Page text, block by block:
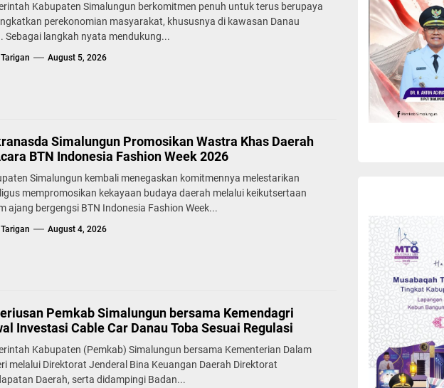
Kabupaten Simalungun berkomitmen penuh untuk terus berupaya
perekonomian masyarakat, khususnya di kawasan Danau
Sebagai langkah nyata mendukung...
August 5, 2026
Simalungun Promosikan Wastra Khas Daerah
BTN Indonesia Fashion Week 2026
Simalungun kembali menegaskan komitmennya melestarikan
mempromosikan kekayaan budaya daerah melalui keikutsertaan
ajang bergengsi BTN Indonesia Fashion Week...
August 4, 2026
Pemkab Simalungun bersama Kemendagri
Investasi Cable Car Danau Toba Sesuai Regulasi
Kabupaten (Pemkab) Simalungun bersama Kementerian Dalam
melalui Direktorat Jenderal Bina Keuangan Daerah Direktorat
Daerah, serta didampingi Badan...